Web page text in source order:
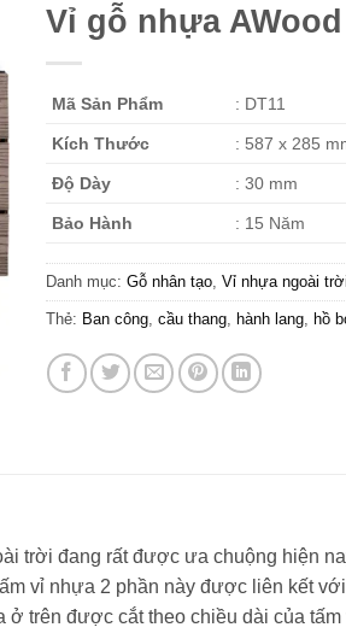
Vỉ gỗ nhựa AWood
Mã Sản Phẩm : DT11
Kích Thước : 587 x 285
Độ Dày : 30 mm
Bảo Hành : 15 Năm
Danh mục: Gỗ nhân tạo, Vỉ nhựa ngoài trời
Thẻ: Ban công, cầu thang, hành lang, hồ
trời đang rất được ưa chuộng hiện
vỉ nhựa 2 phần này được liên kết
trên được cắt theo chiều dài của tấm